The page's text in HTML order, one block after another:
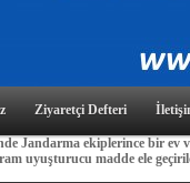
Ziyaretçi Defteri
Jandarma ekiplerince bir ev
uyuşturucu madde ele